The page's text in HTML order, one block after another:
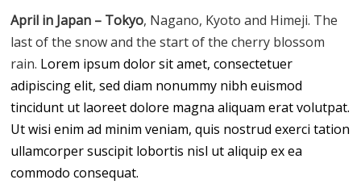
April in Japan – Tokyo, Nagano, Kyoto and Himeji. The
last of the snow and the start of the cherry blossom
rain. Lorem ipsum dolor sit amet, consectetuer
adipiscing elit, sed diam nonummy nibh euismod
tincidunt ut laoreet dolore magna aliquam erat volutpat.
Ut wisi enim ad minim veniam, quis nostrud exerci tation
ullamcorper suscipit lobortis nisl ut aliquip ex ea
commodo consequat.